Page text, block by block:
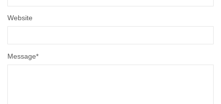
Message*
Website